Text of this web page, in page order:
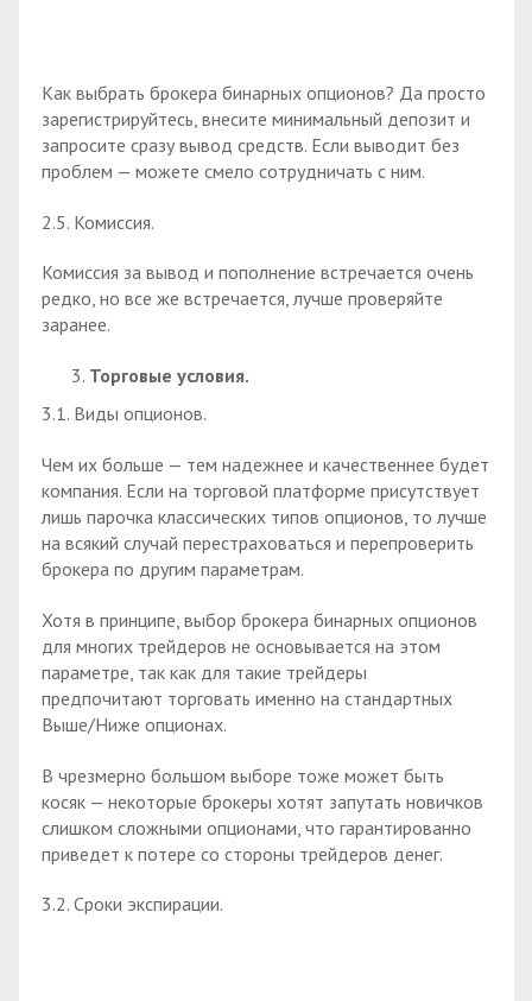
Как выбрать брокера бинарных опционов? Да просто
зарегистрируйтесь, внесите минимальный депозит и
запросите сразу вывод средств. Если выводит без
проблем — можете смело сотрудничать с ним.
2.5. Комиссия.
Комиссия за вывод и пополнение встречается очень
редко, но все же встречается, лучше проверяйте
заранее.
Торговые условия.
3.1. Виды опционов.
Чем их больше — тем надежнее и качественнее будет
компания. Если на торговой платформе присутствует
лишь парочка классических типов опционов, то лучше
на всякий случай перестраховаться и перепроверить
брокера по другим параметрам.
Хотя в принципе, выбор брокера бинарных опционов
для многих трейдеров не основывается на этом
параметре, так как для такие трейдеры
предпочитают торговать именно на стандартных
Выше/Ниже опционах.
В чрезмерно большом выборе тоже может быть
косяк — некоторые брокеры хотят запутать новичков
слишком сложными опционами, что гарантированно
приведет к потере со стороны трейдеров денег.
3.2. Сроки экспирации.